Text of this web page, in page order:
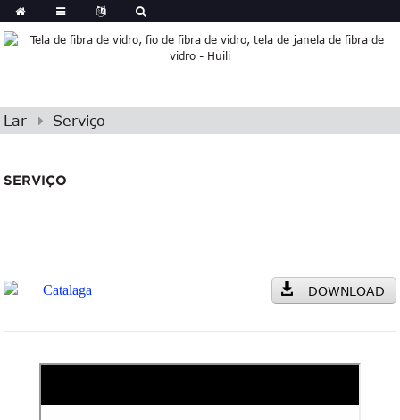
Lar Serviço
SERVIÇO
Catalaga DOWNLOAD